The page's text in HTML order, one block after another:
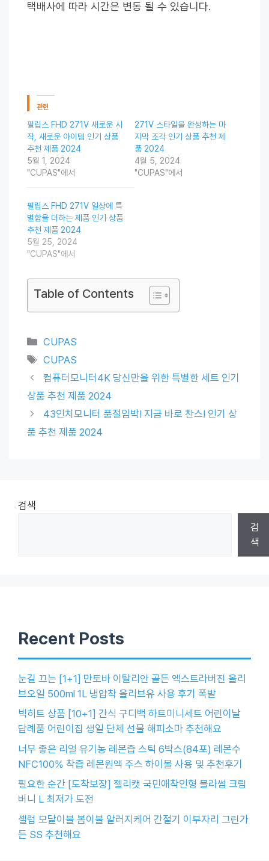
택배사에 따라 시간은 변동 될 수 있습니다.
관련
필립스 FHD 271V 새로운 시
작, 새로운 아이템 인기 상품
추천 제품 2024
5월 1, 2024
"CUPAS"에서
271V 스타일을 완성하는 마
지막 조각 인기 상품 추천 제
품 2024
4월 5, 2024
"CUPAS"에서
필립스 FHD 271V 일상에 특
별함을 더하는 제품 인기 상품
추천 제품 2024
5월 25, 2024
"CUPAS"에서
Table of Contents
Categories
CUPAS
Tags
CUPAS
컴퓨터모니터4K 당신만을 위한 특별한 세트 인기
상품 추천 제품 2024
43인치모니터 품절임박! 지금 바로 찬스! 인기 상
품 추천 제품 2024
검색
검
색
Recent Posts
눈길 끄는 [1+1] 만토바 이탈리안 골든 엑스트라버진 올리
브오일 500ml 1L 냉압착 올리브유 사용 후기 폭발
빅히트 상품 [10+1] 간식 구디백 하트미니세트 어린이날
답례품 어린이집 생일 단체 선물 해피소마 추천해요
너무 좋은 리얼 유기농 레몬즙 스틱 6박스(84포) 레몬수
NFC100% 착즙 레몬원액 주스 하이볼 사용 및 추천후기
필요한 순간 [도착보장] 젤리캣 국민애착인형 블라썸 크림
버니 L 최저가 도전
셀럽 모달이불 봄이불 알러지케어 간절기 이부자리 그린가
든 SS 추천해요